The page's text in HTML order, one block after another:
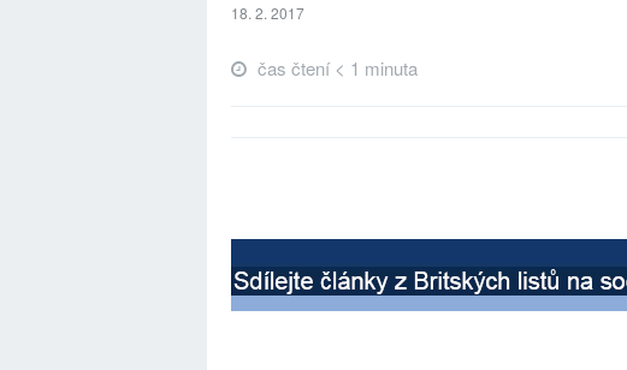
18. 2. 2017
čas čtení < 1 minuta